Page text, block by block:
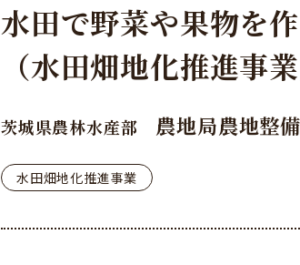
水田で野菜や果物を
（水田畑地化推進事業
茨城県農林水産部 農地局農地整
水田畑地化推進事業